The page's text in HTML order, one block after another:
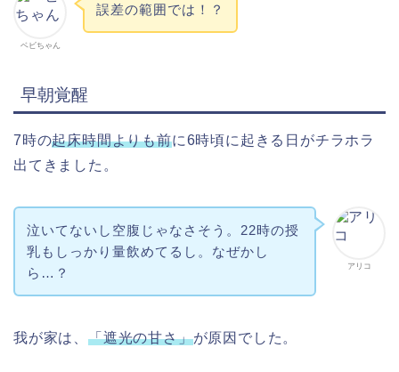
ベビちゃん
誤差の範囲では！？
早朝覚醒
7時の起床時間よりも前に6時頃に起きる日がチラホラ
出てきました。
アリコ
泣いてないし空腹じゃなさそう。22時の授
乳もしっかり量飲めてるし。なぜかし
ら…？
我が家は、 「遮光の甘さ」が原因でした。